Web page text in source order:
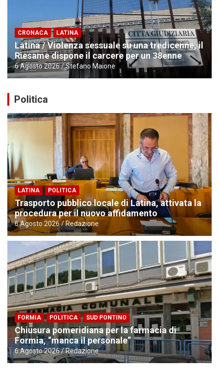
CRONACA LATINA
Latina / Violenza sessuale su una tredicenne, il
Riesame dispone il carcere per un 38enne
6 Agosto 2026 Stefano Maione
Politica
LATINA POLITICA
Trasporto pubblico locale di Latina, attivata la
procedura per il nuovo affidamento
6 Agosto 2026 Redazione
FORMIA POLITICA SUD PONTINO
Chiusura pomeridiana per la farmacia di
Formia, “manca il personale”
6 Agosto 2026 Redazione